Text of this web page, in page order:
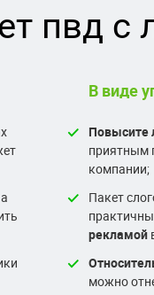
пвд с
В виде
Повысите
приятным
компании;
Пакет
рекламой
можно